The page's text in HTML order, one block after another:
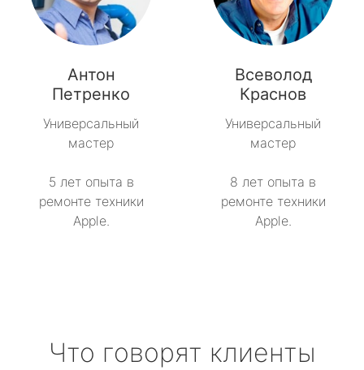
Антон
Петренко
Универсальный
мастер
5 лет опыта в
ремонте техники
Apple.
Всеволод
Краснов
Универсальный
мастер
8 лет опыта в
ремонте техники
Apple.
Что говорят клиенты